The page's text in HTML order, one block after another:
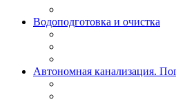
Водоподготовка и очистка
Автономная канализация.